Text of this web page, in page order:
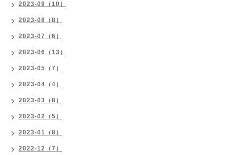
2023-09（10）
2023-08（8）
2023-07（6）
2023-06（13）
2023-05（7）
2023-04（4）
2023-03（8）
2023-02（5）
2023-01（8）
2022-12（7）